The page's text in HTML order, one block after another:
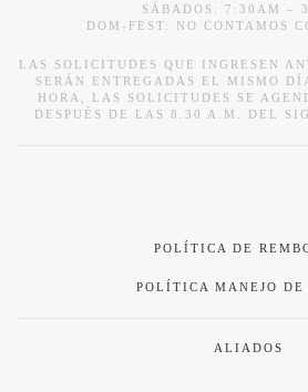
SÁBADOS: 7:30AM –
DOM-FEST: NO CONTAMOS
LAS SOLICITUDES QUE INGRESEN
SERÁN ENTREGADAS EL MISMO
HORA, LAS SOLICITUDES SE
DESPUÉS DE LAS 8.30 A.M. DEL
POLÍTICA DE
POLÍTICA MANEJO DE
ALIADOS